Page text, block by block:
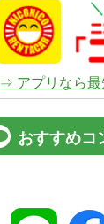
⇒ アプリなら最
おすすめコ